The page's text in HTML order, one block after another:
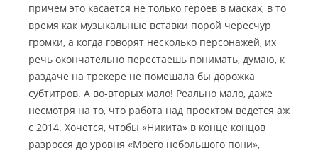
причем это касается не только героев в масках, в то
время как музыкальные вставки порой чересчур
громки, а когда говорят несколько персонажей, их
речь окончательно перестаешь понимать, думаю, к
раздаче на трекере не помешала бы дорожка
субтитров. А во-вторых мало! Реально мало, даже
несмотря на то, что работа над проектом ведется аж
с 2014. Хочется, чтобы «Никита» в конце концов
разросся до уровня «Моего небольшого пони»,